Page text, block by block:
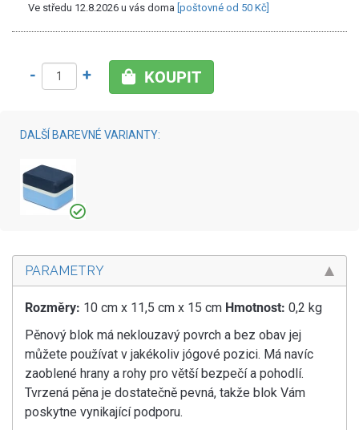
Ve středu 12.8.2026 u vás doma [poštovné od 50 Kč]
- + KOUPIT
DALŠÍ BAREVNÉ VARIANTY:
PARAMETRY
Rozměry: 10 cm x 11,5 cm x 15 cm Hmotnost: 0,2 kg
Pěnový blok má neklouzavý povrch a bez obav jej
můžete používat v jakékoliv jógové pozici. Má navíc
zaoblené hrany a rohy pro větší bezpečí a pohodlí.
Tvrzená pěna je dostatečně pevná, takže blok Vám
poskytne vynikající podporu.